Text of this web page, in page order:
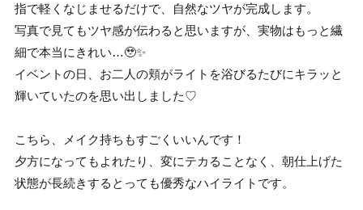
指で軽くなじませるだけで、自然なツヤが完成します。
写真で見てもツヤ感が伝わると思いますが、実物はもっと繊
細で本当にきれい…🥹✨
イベントの日、お二人の頬がライトを浴びるたびにキラッと
輝いていたのを思い出しました♡
こちら、メイク持ちもすごくいいんです！
夕方になってもよれたり、変にテカることなく、朝仕上げた
状態が長続きするとっても優秀なハイライトです。